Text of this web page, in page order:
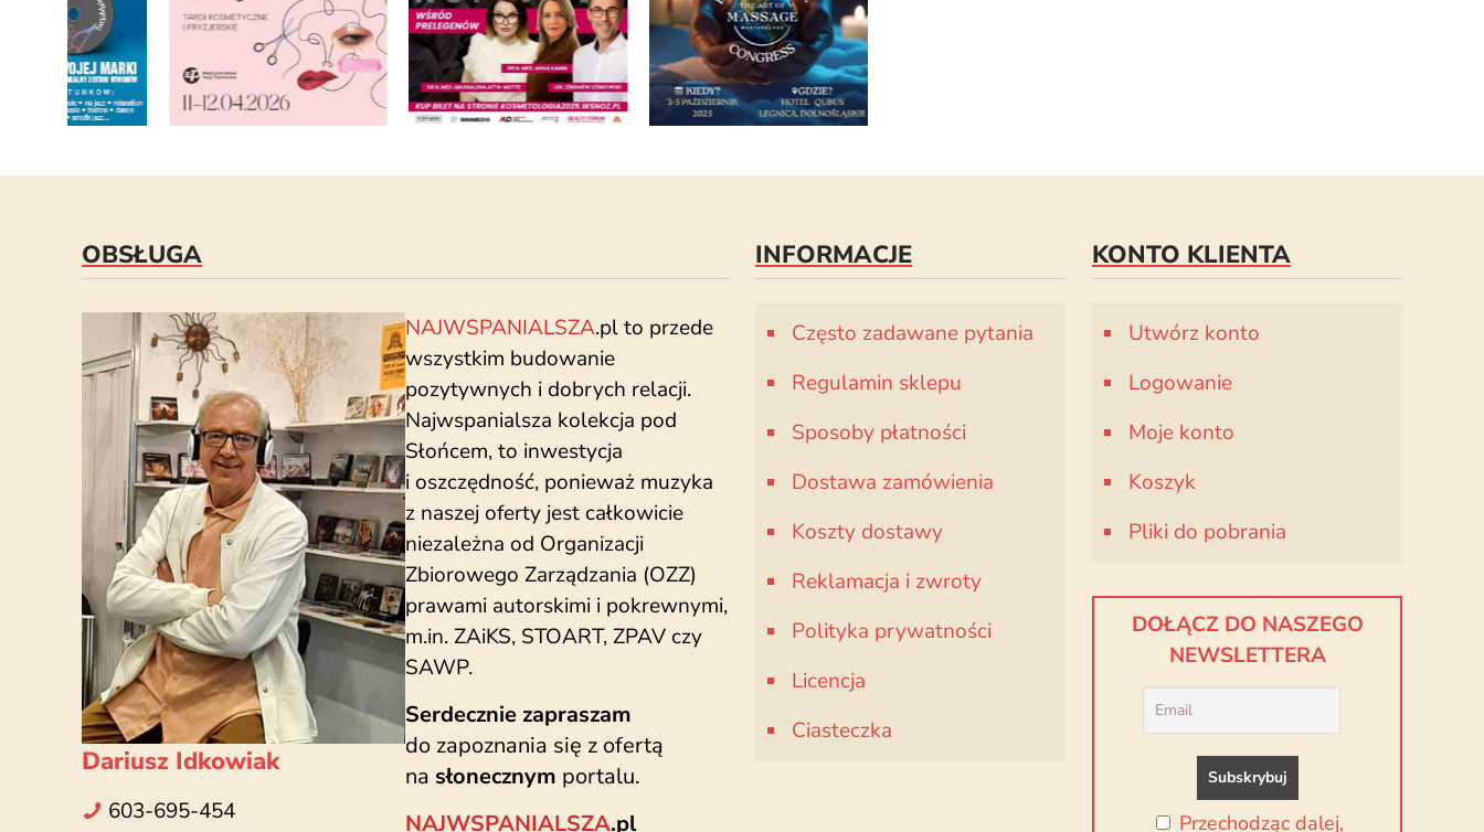
OBSŁUGA
Dariusz Idkowiak
603-695-454
NAJWSPANIALSZA.pl to przede
wszystkim budowanie
pozytywnych i dobrych relacji.
Najwspanialsza kolekcja pod
Słońcem, to inwestycja
i oszczędność, ponieważ muzyka
z naszej oferty jest całkowicie
niezależna od Organizacji
Zbiorowego Zarządzania (OZZ)
prawami autorskimi i pokrewnymi,
m.in. ZAiKS, STOART, ZPAV czy
SAWP.
Serdecznie zapraszam
do zapoznania się z ofertą
na słonecznym portalu.
NAJWSPANIALSZA.pl
INFORMACJE
Często zadawane pytania
Regulamin sklepu
Sposoby płatności
Dostawa zamówienia
Koszty dostawy
Reklamacja i zwroty
Polityka prywatności
Licencja
Ciasteczka
KONTO KLIENTA
Utwórz konto
Logowanie
Moje konto
Koszyk
Pliki do pobrania
DOŁĄCZ DO NASZEGO
NEWSLETTERA
Przechodząc dalej,